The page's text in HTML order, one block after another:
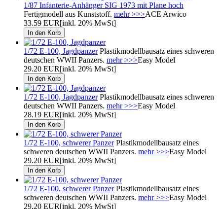
1/87 Infanterie-Anhänger SIG 1973 mit Plane hoch
Fertigmodell aus Kunststoff. mehr >>>ACE Arwico
33.59 EUR[inkl. 20% MwSt]
1/72 E-100, JagdpanzerPlastikmodellbausatz eines schweren
deutschen WWII Panzers. mehr >>>Easy Model
29.20 EUR[inkl. 20% MwSt]
1/72 E-100, JagdpanzerPlastikmodellbausatz eines schweren
deutschen WWII Panzers. mehr >>>Easy Model
28.19 EUR[inkl. 20% MwSt]
1/72 E-100, schwerer PanzerPlastikmodellbausatz eines
schweren deutschen WWII Panzers. mehr >>>Easy Model
29.20 EUR[inkl. 20% MwSt]
1/72 E-100, schwerer PanzerPlastikmodellbausatz eines
schweren deutschen WWII Panzers. mehr >>>Easy Model
29.20 EUR[inkl. 20% MwSt]